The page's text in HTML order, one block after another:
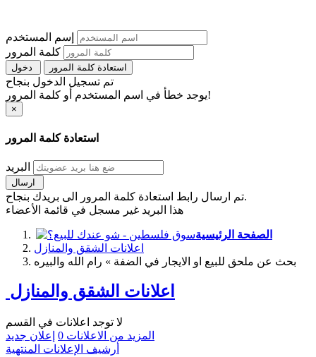
إسم المستخدم
كلمة المرور
استعادة كلمة المرور
تم تسجيل الدخول بنجاح
يوجد خطأ في اسم المستخدم أو كلمة المرور!
×
استعادة كلمة المرور
البريد
تم ارسال رابط استعادة كلمة المرور الى بريدك بنجاح.
هذا البريد غير مسجل في قائمة الأعضاء
الصفحة الرئيسية
اعلانات الشقق والمنازل
بحث عن ملحق للبيع او الايجار في الضفة » رام الله والبيره
اعلانات الشقق والمنازل
لا توجد اعلانات في القسم
المزيد من الاعلانات 0 إعلان جديد
أرشيف الإعلانات المنتهية